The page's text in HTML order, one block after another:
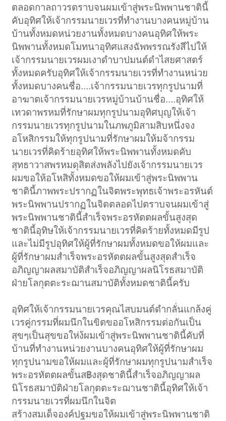
ตลอดกาลถาวรตราบจนผมเข้าสู่พระนิพพานชาตินี้
คับอุทิศให้เจ้ากรรมนายเวรที่ทำงานบางคนหมู่บ้าน
บ้านทั้งหมดหน่วยงานทั้งหมดบางคนอุทิศให้พระ
นิพพานทั้งหมดโมทนาอุทิศแสงฉัพพรรณรังสีไปให้
เจ้ากรรมนายเวรผมเงาดำบาปมนต์ดำไสยศาสตร์
ทั้งหมดครับอุทิศให้เจ้ากรรมนายเวรที่ทำงานหน่วย
ทั้งหมดบางคนชื่อ....เจ้ากรรมนายเวรทุกรูปนามที่
อาฆาตเจ้ากรรมนายเวรหมู่บ้านบ้านชื่อ....อุทิศให้
เทวดาพรหมที่รักษาผมทุกรูปนามอุทิศบุญให้เจ้า
กรรมนายเวรทุกรูปนามในภพภูมิสามสิบหนึ่งจง
อโหสิกรรมให้ทุกรูปนามที่รักษาผมให้มจ้ากรรม
นายเวรที่คิดร้ายอุทิศให้พระนิพพานทั้งหมดคับ
สุทธาวาสพรหมดุสิตส่งพลังไปยังเจ้ากรรมนายเวร
ผมขอให้อโหสิทั้งหมดขอให้ผมเข้าสู่พระนิพพาน
ชาตินี้ภาพพระปรากฏในจิตพระพุทธเจ้าพระอรหันต์
พระนิพพานปรากฏในจิตตลอดไปตราบจนผมเข้าสู่
พระนิพพานชาตินี้สำเร็จพระอรหัตตผลขั้นสูงสุด
ชาตินี้อุทิษให้เจ้ากรรมนายเวรที่คิดร้ายทั้งหมดมีรูป
และไม่มีรูปอุทิศให้ผู้ที่รักษาผมทั้งหมดขอให้ผมและ
ผู้ที่รักษาผมสำเร็จพระอรหัตตผลขั้นสูงสุดสำเร็จ
อภิญญาผลสมาบัติสำเร็จอภิญญาผลนิโรธสมาบัติ
ฝ่ายโลกุตตะระฌานสมาบัติทั้งหมดชาตินี้ครับ
อุทิศให้เจ้ากรรมนายเวรคุณไสบมนต์ดำกลั่นแกล้งคู่
เวรคู่กรรมที่ผมนึกในขิตขออโหสิกรรมต่อกันเป็น
สุขๆเป็นสุขขอให่ง้ผมเข้าสู่พระนิพพานชาตินี้คับที่
บ้านที่ทำงานหน่วยงานบางคนอุทิศให้ผู้ที่รักษาผม
ทุกรูปนามขอให้ผมและผู้ที่รักษาผมทุกรูปนามสำเร็จ
พระอรหัตตผลขั้นส฿งสุดชาตินี้สำเร็จอภิญญาผล
นิโรธสมาบัติฝ่ายโลกุตตะระฌานชาตินี้อุทิศให้เจ้า
กรรมนายเวรที่ผมนึกในจิต
สร้างสมเด็จองค์ปฐมขอให้ผมเข้าสู่พระนิพพานชาติ